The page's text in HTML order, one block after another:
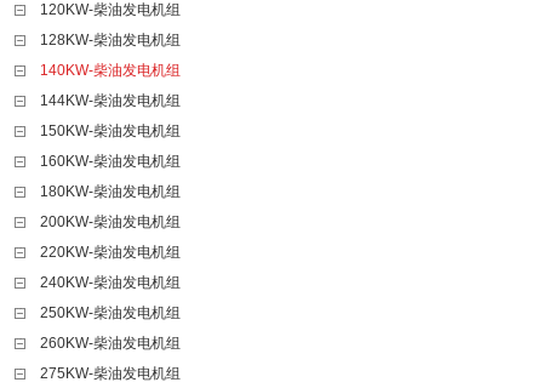
120KW-柴油发电机组
128KW-柴油发电机组
140KW-柴油发电机组
144KW-柴油发电机组
150KW-柴油发电机组
160KW-柴油发电机组
180KW-柴油发电机组
200KW-柴油发电机组
220KW-柴油发电机组
240KW-柴油发电机组
250KW-柴油发电机组
260KW-柴油发电机组
275KW-柴油发电机组